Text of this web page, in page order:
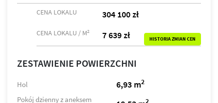
CENA LOKALU 304 100 zł
CENA LOKALU / M2 7 639 zł HISTORIA ZMIAN CEN
ZESTAWIENIE POWIERZCHNI
Hol 6,93 m2
Pokój dzienny z aneksem
2